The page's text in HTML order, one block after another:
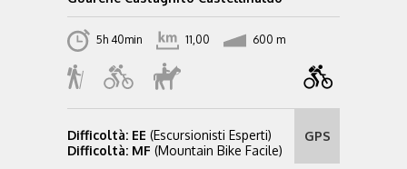
5h 40min 11,00 600 m
Difficoltà: EE (Escursionisti Esperti)
Difficoltà: MF (Mountain Bike Facile)
GPS